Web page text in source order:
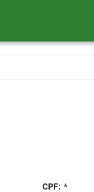
CPF: *